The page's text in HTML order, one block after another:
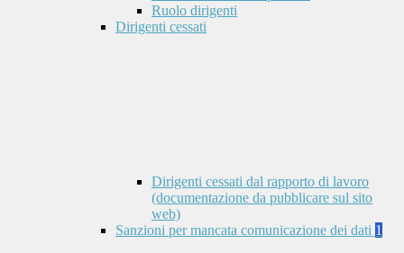
Ruolo dirigenti
Dirigenti cessati
Dirigenti cessati dal rapporto di lavoro
(documentazione da pubblicare sul sito
web)
Sanzioni per mancata comunicazione dei dati 1